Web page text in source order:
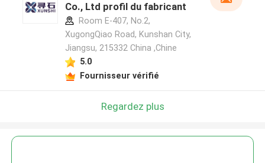
Co., Ltd profil du fabricant
Room E-407, No.2,
XugongQiao Road, Kunshan City,
Jiangsu, 215332 China ,Chine
5.0
Fournisseur vérifié
Regardez plus